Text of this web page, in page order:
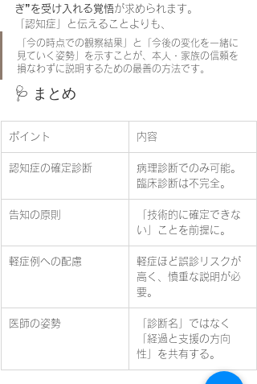
ぎ”を受け入れる覚悟が求められます。
「認知症」と伝えることよりも、
「今の時点での観察結果」と「今後の変化を一緒に
見ていく姿勢」を示すことが、本人・家族の信頼を
損なわずに説明するための最善の方法です。
🩺 まとめ
ポイント 内容
認知症の確定診断
病理診断でのみ可能。
臨床診断は不完全。
告知の原則
「技術的に確定できな
い」ことを前提に。
軽症例への配慮
軽症ほど誤診リスクが
高く、慎重な説明が必
要。
医師の姿勢
「診断名」ではなく
「経過と支援の方向
性」を共有する。